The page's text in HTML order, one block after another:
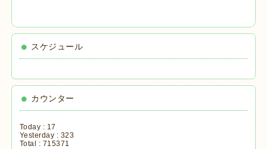
スケジュール
カウンター
Today : 17
Yesterday : 323
Total : 715371